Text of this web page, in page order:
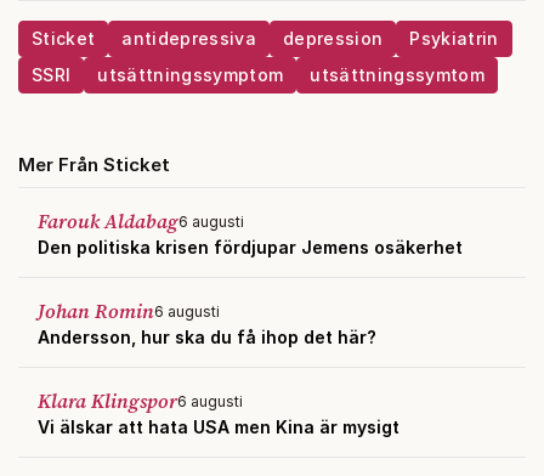
Sticket antidepressiva depression
Psykiatrin
SSRI
utsättningssymptom utsättningssymtom
Mer Från Sticket
Farouk Aldabag6 augusti
Den politiska krisen fördjupar Jemens osäkerhet
Johan Romin6 augusti
Andersson, hur ska du få ihop det här?
Klara Klingspor6 augusti
Vi älskar att hata USA men Kina är mysigt